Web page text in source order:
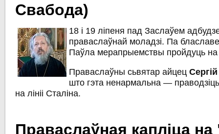
Свабода)
18 і 19 ліпеня пад Заслаўем
праваслаўнай моладзі. Па
Паўла мерапрыемствы пройдуць на
Праваслаўны сьвятар айцец
што гэта ненармальна —
на лініі Сталіна.
Праваслаўная капліца на